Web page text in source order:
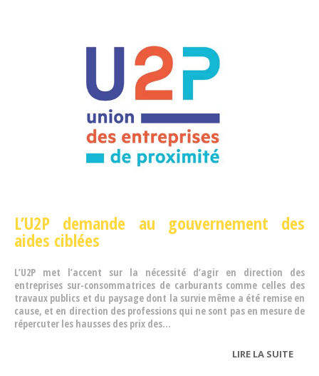
L’U2P demande au gouvernement des
aides ciblées
L’U2P met l’accent sur la nécessité d’agir en direction des
entreprises sur-consommatrices de carburants comme celles des
travaux publics et du paysage dont la survie même a été remise en
cause, et en direction des professions qui ne sont pas en mesure de
répercuter les hausses des prix des...
LIRE LA SUITEDE